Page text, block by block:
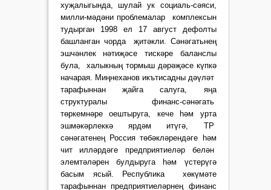
хуҗалыгында, шулай ук социаль-сәяси,
милли-мәдәни проблемалар комплексын
тудырган 1998 ел 17 август дефолты
башланган чорда җитәкли. Сәнәгатьнең
эшчәнлек нәтиҗәсе тискәре баланслы
була, халыкның тормыш дәрәҗәсе күпкә
начарая. Миңнеханов икътисадны дәүләт
тарафыннан җайга салуга, яңа
структуралы финанс-сәнәгать
төркемнәре оештыруга, кече һәм урта
эшмәкәрлеккә ярдәм итүгә, ТР
сәнәгатенең Россия төбәкләрендәге һәм
чит илләрдәге предприятиеләр белән
элемтәләрен булдыруга һәм үстерүгә
басым ясый. Республика хөкүмәте
тарафыннан предприятиеләрнең финанс